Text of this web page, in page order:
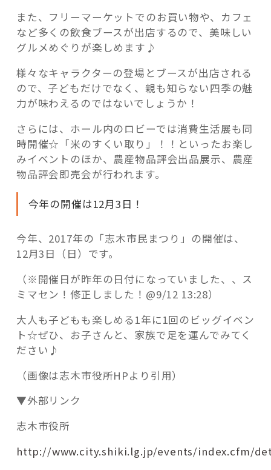
また、フリーマーケットでのお買い物や、カフェ
など多くの飲食ブースが出店するので、美味しい
グルメめぐりが楽しめます♪
様々なキャラクターの登場とブースが出店される
ので、子どもだけでなく、親も知らない四季の魅
力が味わえるのではないでしょうか！
さらには、ホール内のロビーでは消費生活展も同
時開催☆「米のすくい取り」！！といったお楽し
みイベントのほか、農産物品評会出品展示、農産
物品評会即売会が行われます。
今年の開催は12月3日！
今年、2017年の「志木市民まつり」の開催は、
12月3日（日）です。
（※開催日が昨年の日付になっていました、、ス
ミマセン！修正しました！@9/12 13:28）
大人も子どもも楽しめる1年に1回のビッグイベン
ト☆ぜひ、お子さんと、家族で足を運んでみてく
ださい♪
（画像は志木市役所HPより引用）
▼外部リンク
志木市役所
http://www.city.shiki.lg.jp/events/index.cfm/